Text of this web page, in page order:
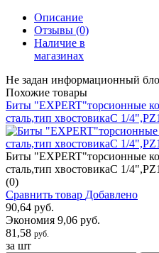
Описание
Отзывы (0)
Наличие в
магазинах
Не задан информационный
Похожие товары
Биты "ЕХPERT"торсионные
сталь,тип хвостовикаC 1/
Биты "ЕХPERT"торсионные
сталь,тип хвостовикаC 1/
(0)
Сравнить товар Добавлено
90,64 руб.
Экономия 9,06 руб.
81,58 руб.
за шт